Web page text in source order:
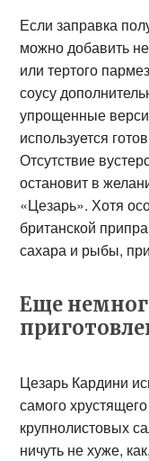
Если заправка
можно добавить
или тертого
соусу
упрощенные
используется
Отсутствие
остановит в
«Цезарь». Хотя
британской
сахара и рыбы,
Еще
Цезарь Кардини
самого
крупнолистовых
ничуть не хуже,